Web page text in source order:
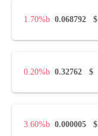
$
0.068792
1.70%
$
0.32762
0.20%
$
0.000005
3.60%